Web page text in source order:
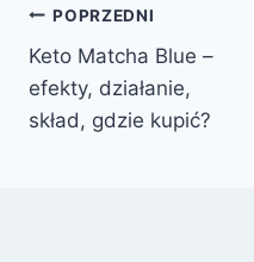
Nawigacja
wpisu
POPRZEDNI
Keto Matcha Blue –
efekty, działanie,
skład, gdzie kupić?